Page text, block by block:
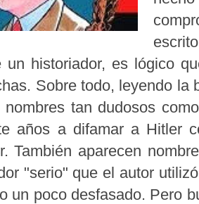
un historiador, es lógico
Sobre todo, leyendo la
nombres tan dudosos
años a difamar a Hitler
También aparecen
"serio" que el autor
un poco desfasado. Pero